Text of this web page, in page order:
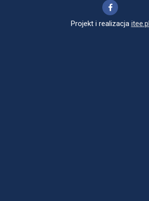
Projekt i realizacja itee.pl